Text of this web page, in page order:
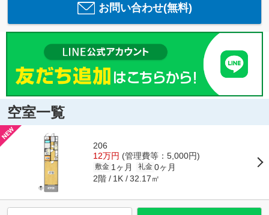
お問い合わせ(無料)
空室一覧
206
12万円 (管理費等：5,000円)
敷金 1ヶ月 礼金 0ヶ月
2階 1K 32.17㎡